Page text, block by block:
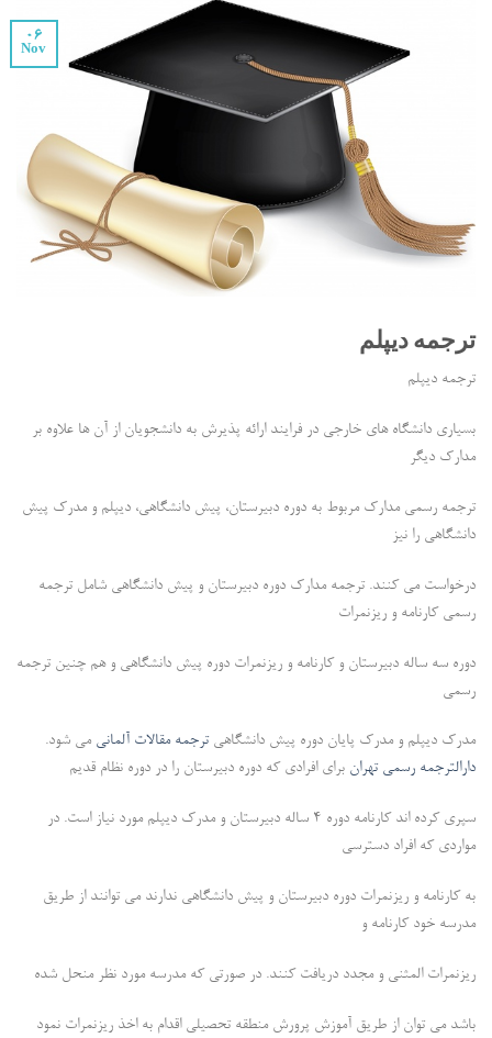
06
Nov
ترجمه دیپلم
ترجمه دیپلم
بسیاری دانشگاه های خارجی در فرایند ارائه پذیرش به دانشجویان از آن ها علاوه بر
مدارک دیگر
ترجمه رسمی مدارک مربوط به دوره دبیرستان، پیش دانشگاهی، دیپلم و مدرک پیش
دانشگاهی را نیز
درخواست می کنند. ترجمه مدارک دوره دبیرستان و پیش دانشگاهی شامل ترجمه
رسمی کارنامه و ریزنمرات
دوره سه ساله دبیرستان و کارنامه و ریزنمرات دوره پیش دانشگاهی و هم چنین ترجمه
رسمی
مدرک دیپلم و مدرک پایان دوره پیش دانشگاهیترجمه مقالات آلمانی می شود.
دارالترجمه رسمی تهران برای افرادی که دوره دبیرستان را در دوره نظام قدیم
سپری کرده اند کارنامه دوره 4 ساله دبیرستان و مدرک دیپلم مورد نیاز است. در
مواردی که افراد دسترسی
به کارنامه و ریزنمرات دوره دبیرستان و پیش دانشگاهی ندارند می توانند از طریق
مدرسه خود کارنامه و
ریزنمرات المثنی و مجدد دریافت کنند. در صورتی که مدرسه مورد نظر منحل شده
باشد می توان از طریق آموزش پرورش منطقه تحصیلی اقدام به اخذ ریزنمرات نمود